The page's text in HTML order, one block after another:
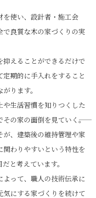
を使い、設計者・施工会
良質な木の家づくりの実
えることができるだけで
期的に手入れをすること
ります。
や生活習慣を知りつくした
の家の面倒を見ていく――。
が、建築後の維持管理や家
わりやすいという特性を
と考えています。
よって、職人の技術伝承に
気にする家づくりを続けて